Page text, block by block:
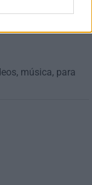
rápido
música, para